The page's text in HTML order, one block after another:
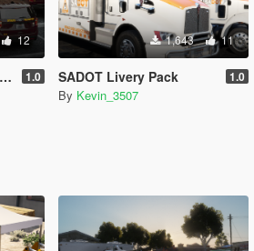
12
1.0
1,643 11
SADOT Livery Pack 1.0
By Kevin_3507